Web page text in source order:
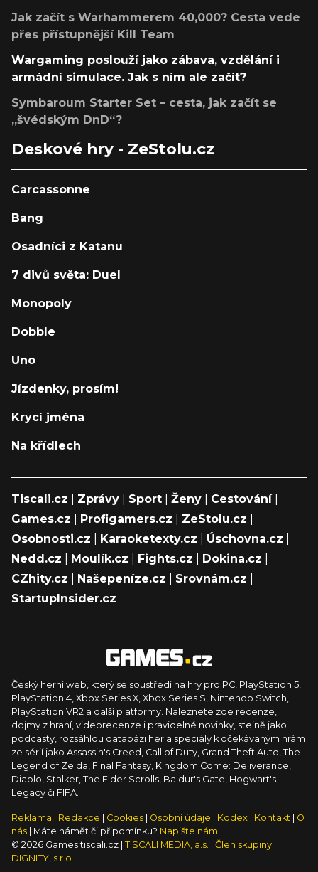
Jak začít s Warhammerem 40,000? Cesta vede
přes přístupnější Kill Team
Wargaming poslouží jako zábava, vzdělání i
armádní simulace. Jak s ním ale začít?
Symbaroum Starter Set – cesta, jak začít se
„švédským DnD“?
Deskové hry - ZeStolu.cz
Carcassonne
Bang
Osadníci z Katanu
7 divů světa: Duel
Monopoly
Dobble
Uno
Jízdenky, prosím!
Krycí jména
Na křídlech
Tiscali.cz Zprávy Sport Ženy Cestování|
Games.cz
Profigamers.cz ZeStolu.cz
Osobnosti.cz
Karaoketexty.cz Úschovna.cz
Nedd.cz
Moulík.cz Fights.cz Dokina.cz
CZhity.cz
Našepeníze.cz Srovnám.cz
StartupInsider.cz
Český herní web, který se soustředí na hry pro PC, PlayStation 5,
PlayStation 4, Xbox Series X, Xbox Series S, Nintendo Switch,
PlayStation VR2 a další platformy. Naleznete zde recenze,
dojmy z hraní, videorecenze i pravidelné novinky, stejně jako
podcasty, rozsáhlou databázi her a speciály k očekávaným hrám
ze sérií jako Assassin's Creed, Call of Duty, Grand Theft Auto, The
Legend of Zelda, Final Fantasy, Kingdom Come: Deliverance,
Diablo, Stalker, The Elder Scrolls, Baldur's Gate, Hogwart's
Legacy či FIFA.
Reklama Redakce Cookies Osobní údaje Kodex Kontakt
O
nás
| Máte námět či připomínku? Napište nám
© 2026 Games.tiscali.cz | TISCALI MEDIA, a.s.
Člen skupiny
DIGNITY, s.r.o.